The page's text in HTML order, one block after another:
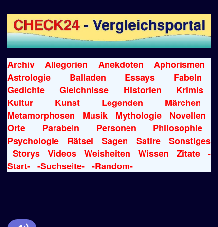
Archiv Allegorien Anekdoten
Aphorismen
Astrologie
Balladen Essays
Fabeln
Gedichte
Gleichnisse Historien
Krimis
Kultur
Kunst Legenden
Märchen
Metamorphosen
Musik Mythologie
Novellen
Orte
Parabeln Personen
Philosophie
Psychologie
Rätsel Sagen Satire
Sonstiges
Storys
Videos Weisheiten Wissen Zitate
-
Start- -Suchseite- -Random-